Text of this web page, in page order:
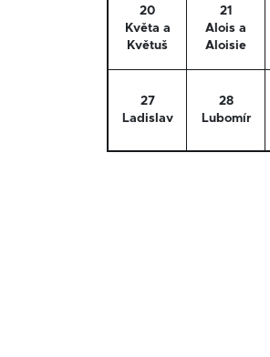
20
Květa a
Květuš
21
Alois a
Aloisie
27
Ladislav
28
Lubomír